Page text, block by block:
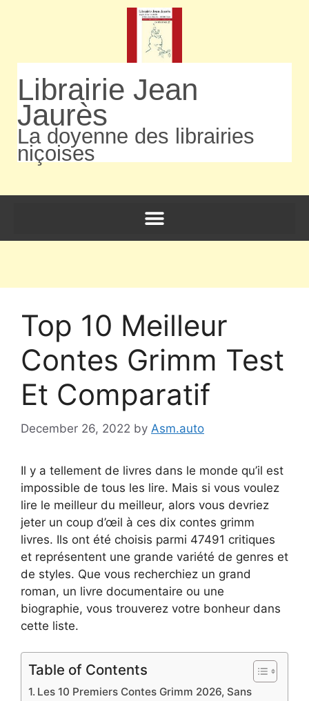
Librairie Jean
Jaurès
La doyenne des librairies
niçoises
Top 10 Meilleur
Contes Grimm Test
Et Comparatif
December 26, 2022 by Asm.auto
Il y a tellement de livres dans le monde qu’il est
impossible de tous les lire. Mais si vous voulez
lire le meilleur du meilleur, alors vous devriez
jeter un coup d’œil à ces dix contes grimm
livres. Ils ont été choisis parmi 47491 critiques
et représentent une grande variété de genres et
de styles. Que vous recherchiez un grand
roman, un livre documentaire ou une
biographie, vous trouverez votre bonheur dans
cette liste.
Table of Contents
Les 10 Premiers Contes Grimm 2026, Sans